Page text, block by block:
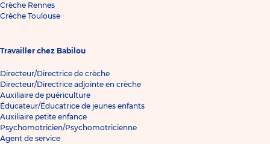
Crèche Rennes
Crèche Toulouse
Travailler chez Babilou
Directeur/Directrice de crèche
Directeur/Directrice adjointe en crèche
Auxiliaire de puériculture
Éducateur/Éducatrice de jeunes enfants
Auxiliaire petite enfance
Psychomotricien/Psychomotricienne
Agent de service